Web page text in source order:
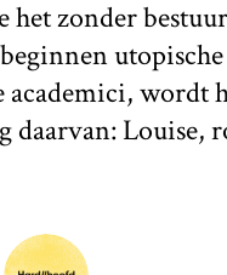
het zonder
academici, wordt
daarvan: Louise,